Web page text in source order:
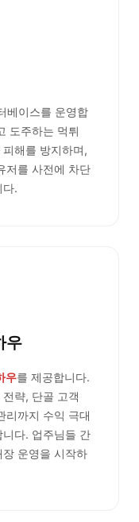
베이스를 운영합
도주하는 먹튀
해를 방지하며,
저를 사전에 차단
다.
우
우를 제공합니다.
략, 단골 고객
리까지 수익 극대
다. 업주님들 간
운영을 시작하